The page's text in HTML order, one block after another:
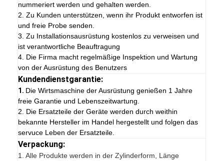
nummeriert werden und gehalten werden.
2. Zu Kunden unterstützen, wenn ihr Produkt entworfen ist
und freie Probe senden.
3. Zu Installationsausrüstung kostenlos zu verweisen und
ist verantwortliche Beauftragung
4. Die Firma macht regelmäßige Inspektion und Wartung
von der Ausrüstung des Benutzers
Kundendienstgarantie:
1. Die Wirtsmaschine der Ausrüstung genießen 1 Jahre
freie Garantie und Lebenszeitwartung.
2. Die Ersatzteile der Geräte werden durch weithin
bekannte Hersteller im Handel hergestellt und folgen das
servuce Leben der Ersatzteile.
Verpackung:
1.Alle Produkte werden in der Zylinderform, Länge